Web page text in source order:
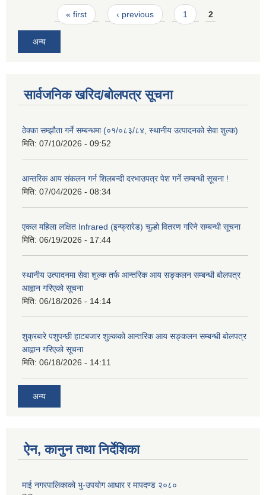
Pages« first ‹ previous 1 2
अन्य
सार्वजनिक खरिद/बोलपत्र सूचना
ठेक्का सम्झौता गर्ने सम्बन्धमा (०१/०८३/८४, स्थानीय उत्पादनको सेवा शुल्क)
मिति: 07/10/2026 - 09:52
आन्तरिक आय संकलन गर्न शिलबन्दी दरभाउपत्र पेश गर्ने सम्बन्धी सूचना !
मिति: 07/04/2026 - 08:34
एकल महिला लक्षित Infrared (इन्फ्रारेड) चुल्हो वितरण गरिने सम्बन्धी सूचना
मिति: 06/19/2026 - 17:44
स्थानीय उत्पादनमा सेवा शुल्क तर्फ आन्तरिक आय सङ्कलन सम्बन्धी बोलपत्र
आह्वान गरिएको सूचना
मिति: 06/18/2026 - 14:14
शुक्रबारे पशुपन्छी हाटबजार शुल्कको आन्तरिक आय सङ्कलन सम्बन्धी बोलपत्र
आह्वान गरिएको सूचना
मिति: 06/18/2026 - 14:11
अन्य
ऐन, कानुन तथा निर्देशिका
माई नगरपालिकाको भु-उपयोग आधार र मापदण्ड २०८०